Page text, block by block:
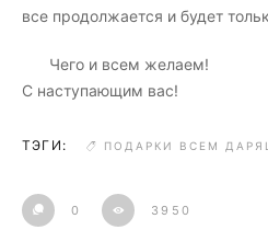
все продолжается и будет
Чего и всем желаем!
С наступающим вас!
ТЭГИ: ПОДАРКИ ВСЕМ
0 3950